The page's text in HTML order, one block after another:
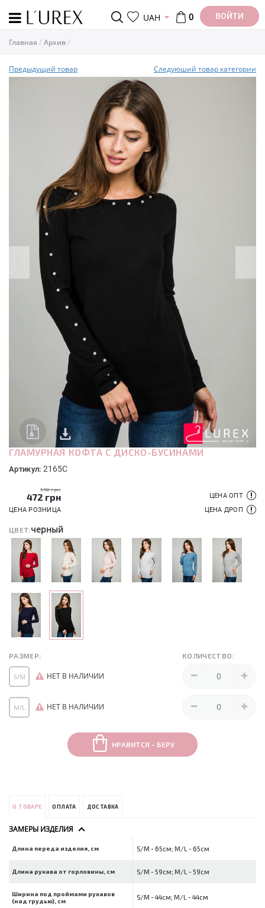
UAH 0 ВОЙТИ
Главная Архив
Предыдущий товар Следуюший товар категории
ГЛАМУРНАЯ КОФТА С ДИСКО-БУСИНАМИ
Артикул: 2165C
590 грн
472 грн
ЦЕНА РОЗНИЦА
ЦЕНА ОПТ
ЦЕНА ДРОП
ЦВЕТ:черный
РАЗМЕР: КОЛИЧЕСТВО:
S/M НЕТ В НАЛИЧИИ
M/L НЕТ В НАЛИЧИИ
НРАВИТСЯ - БЕРУ
О ТОВАРЕ ОПЛАТА ДОСТАВКА
ЗАМЕРЫ ИЗДЕЛИЯ
Длина переда изделия, см S/M - 65см; M/L - 65см
Длина рукава от горловины, см S/M - 59см; M/L - 59см
Ширина под проймами рукавов
(над грудью), см
S/M - 44см; M/L - 44см